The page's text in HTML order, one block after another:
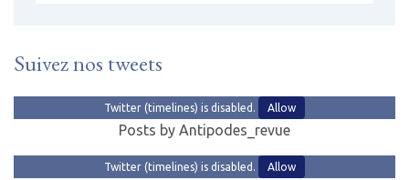
Suivez nos tweets
Twitter (timelines) is disabled. Allow
Posts by Antipodes_revue
Twitter (timelines) is disabled. Allow